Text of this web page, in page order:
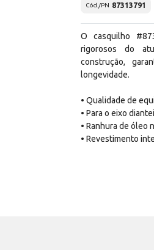
Cód./PN 87313791
O casquilho
rigorosos do
construção,
longevidade.
• Qualidade de
• Para o eixo
• Ranhura de óleo
• Revestimento